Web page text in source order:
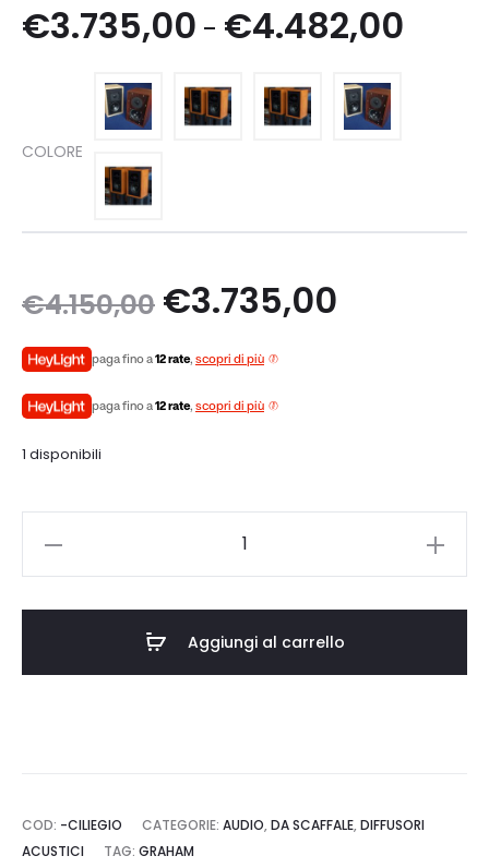
€3.735,00 - €4.482,00
COLORE
€4.150,00 Il
prezzo
originale
€4.150,00.
€3.735,00
€3.735,00.
paga fino a12 rate, scopri di più
paga fino a12 rate, scopri di più
1 disponibili
Aggiungi al carrello
COD: -CILIEGIO CATEGORIE: AUDIO, DA SCAFFALE, DIFFUSORI
ACUSTICI
TAG: GRAHAM